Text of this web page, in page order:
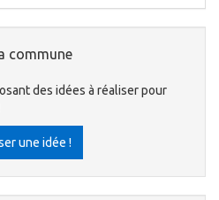
commune
des idées à réaliser pour
une idée !